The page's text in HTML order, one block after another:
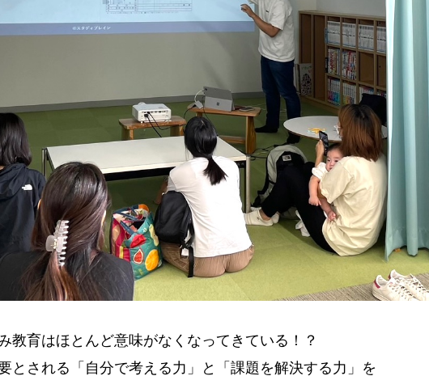
教育はほとんど意味がなくなってきている！？
とされる「自分で考える力」と「課題を解決する力」を